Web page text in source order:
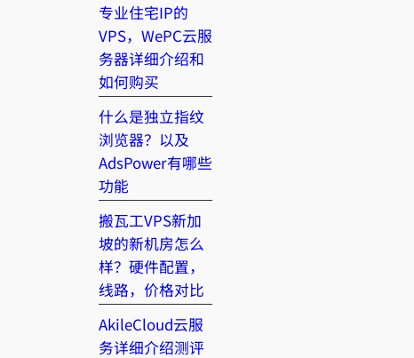
专业住宅IP的
VPS，WePC云服
务器详细介绍和
如何购买
什么是独立指纹
浏览器？以及
AdsPower有哪些
功能
搬瓦工VPS新加
坡的新机房怎么
样？硬件配置，
线路，价格对比
AkileCloud云服
务详细介绍测评